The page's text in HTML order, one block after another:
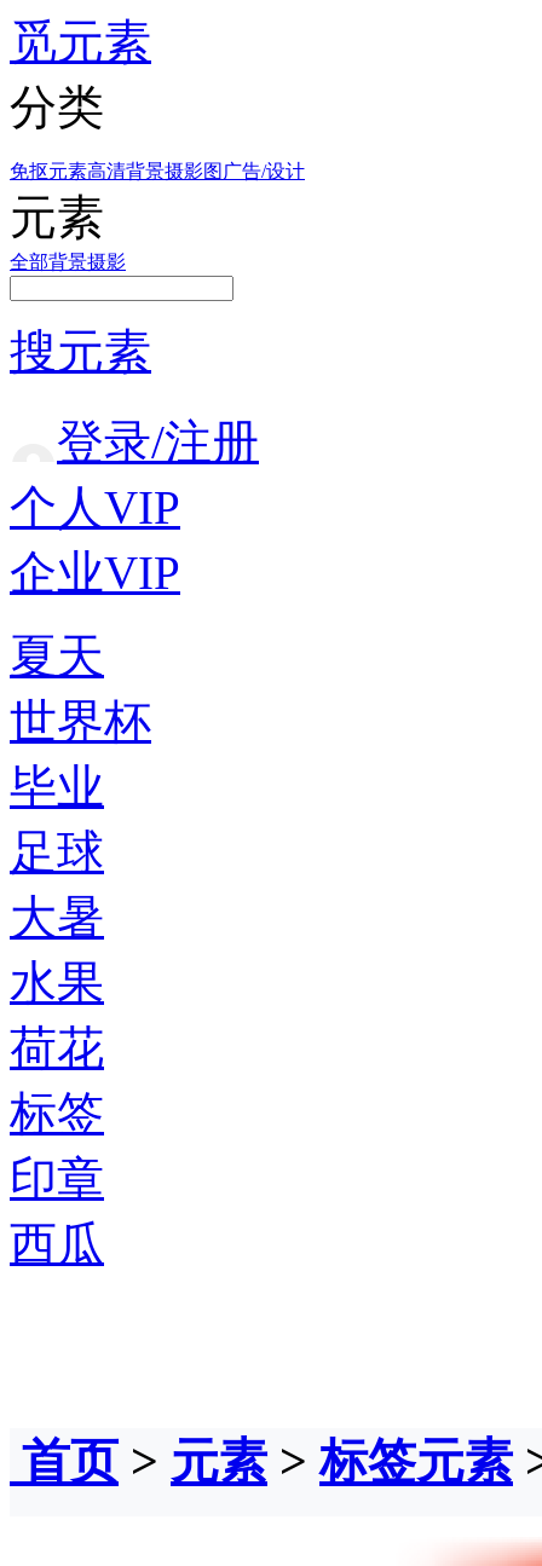
觅元素
分类
免抠元素高清背景摄影图 广告/设计
元素
全部背景摄影
搜元素
登录/注册
个人VIP
企业VIP
夏天
世界杯
毕业
足球
大暑
水果
荷花
标签
印章
西瓜
首页> 元素 >标签元素